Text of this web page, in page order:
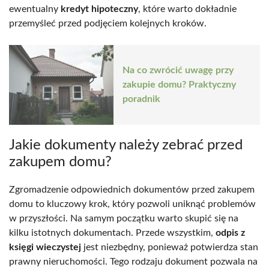
ewentualny kredyt hipoteczny, które warto dokładnie
przemyśleć przed podjęciem kolejnych kroków.
Na co zwrócić uwagę przy
zakupie domu? Praktyczny
poradnik
Jakie dokumenty należy zebrać przed
zakupem domu?
Zgromadzenie odpowiednich dokumentów przed zakupem
domu to kluczowy krok, który pozwoli uniknąć problemów
w przyszłości. Na samym początku warto skupić się na
kilku istotnych dokumentach. Przede wszystkim, odpis z
księgi wieczystej jest niezbędny, ponieważ potwierdza stan
prawny nieruchomości. Tego rodzaju dokument pozwala na